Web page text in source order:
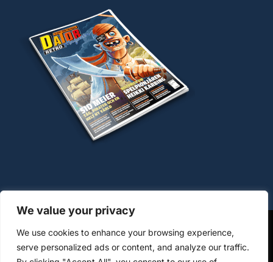
We value your privacy
We use cookies to enhance your browsing experience,
serve personalized ads or content, and analyze our traffic.
OM COOKIES
HANTERING AV PERSONUPPGIFTER